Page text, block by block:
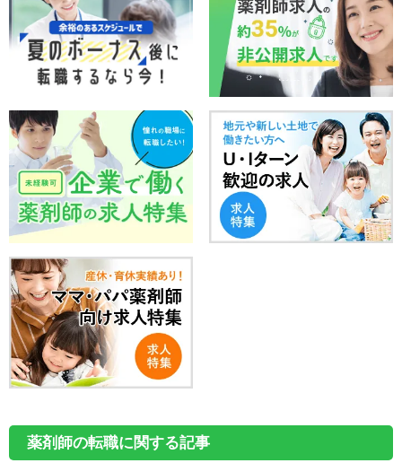
薬剤師の転職に関する記事